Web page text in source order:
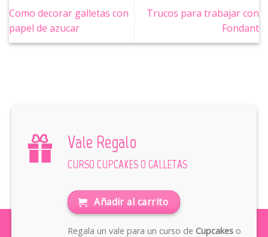
Como decorar galletas con
papel de azucar
Trucos para trabajar con
Fondant
Vale Regalo
CURSO CUPCAKES O GALLETAS
Añadir al carrito
Regala un vale para un curso de Cupcakeso